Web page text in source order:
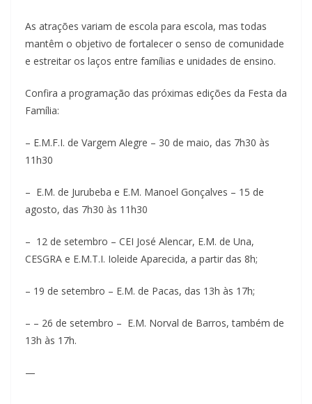
As atrações variam de escola para escola, mas todas
mantêm o objetivo de fortalecer o senso de comunidade
e estreitar os laços entre famílias e unidades de ensino.
Confira a programação das próximas edições da Festa da
Família:
– E.M.F.I. de Vargem Alegre – 30 de maio, das 7h30 às
11h30
– E.M. de Jurubeba e E.M. Manoel Gonçalves – 15 de
agosto, das 7h30 às 11h30
– 12 de setembro – CEI José Alencar, E.M. de Una,
CESGRA e E.M.T.I. Ioleide Aparecida, a partir das 8h;
– 19 de setembro – E.M. de Pacas, das 13h às 17h;
– – 26 de setembro – E.M. Norval de Barros, também de
13h às 17h.
—